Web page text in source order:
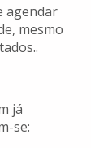
agendar
mesmo
já
se: